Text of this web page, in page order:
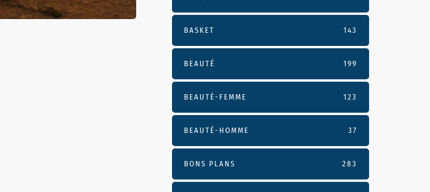
BASKET 143
BEAUTÉ 199
BEAUTÉ-FEMME 123
BEAUTÉ-HOMME 37
BONS PLANS 283